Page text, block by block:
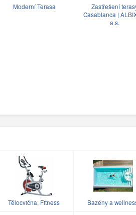
Moderní Terasa
Zastřešení
Casablanca |
a.s.
Tělocvična, Fitness Bazény a